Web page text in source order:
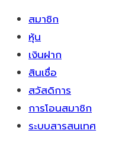
สมาชิก
หุ้น
เงินฝาก
สินเชื่อ
สวัสดิการ
การโอนสมาชิก
ระบบสารสนเทศ